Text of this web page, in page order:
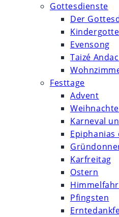
Gottesdienste
Der
Evensong
Taizé
Festtage
Advent
Karneval
Karfreitag
Ostern
Pfingsten